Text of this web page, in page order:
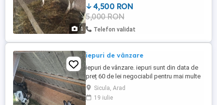
1
4,500 RON
5,000 RON
Telefon validat
iepuri de vânzare
iepuri de vânzare. iepuri sunt din data de
preț 60 de lei negociabil pentru mai multe
detalii sunați la NR de TEL
Sicula, Arad
19 iulie